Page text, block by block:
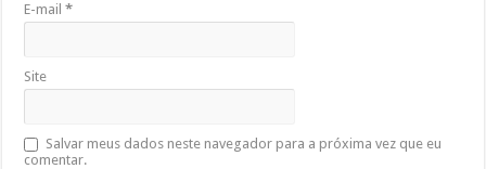
E-mail*
Site
Salvar meus dados neste navegador para a próxima vez que eu
comentar.